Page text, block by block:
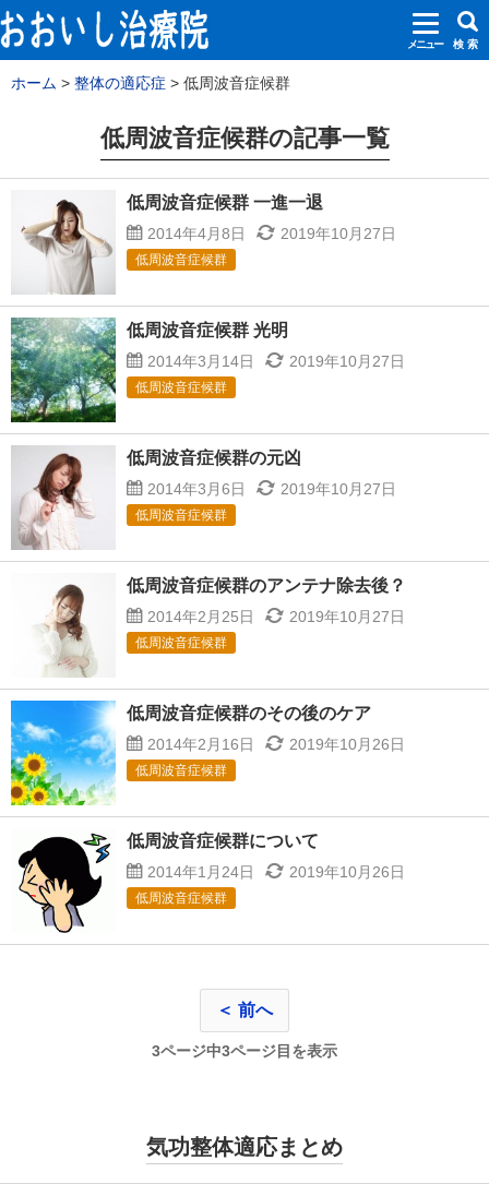
メニュー 検 索
ホーム 整体の適応症 低周波音症候群
低周波音症候群の記事一覧
低周波音症候群 一進一退
2014年4月8日 2019年10月27日
低周波音症候群
低周波音症候群 光明
2014年3月14日 2019年10月27日
低周波音症候群
低周波音症候群の元凶
2014年3月6日 2019年10月27日
低周波音症候群
低周波音症候群のアンテナ除去後？
2014年2月25日 2019年10月27日
低周波音症候群
低周波音症候群のその後のケア
2014年2月16日 2019年10月26日
低周波音症候群
低周波音症候群について
2014年1月24日 2019年10月26日
低周波音症候群
＜ 前へ
3ページ中3ページ目を表示
気功整体適応まとめ